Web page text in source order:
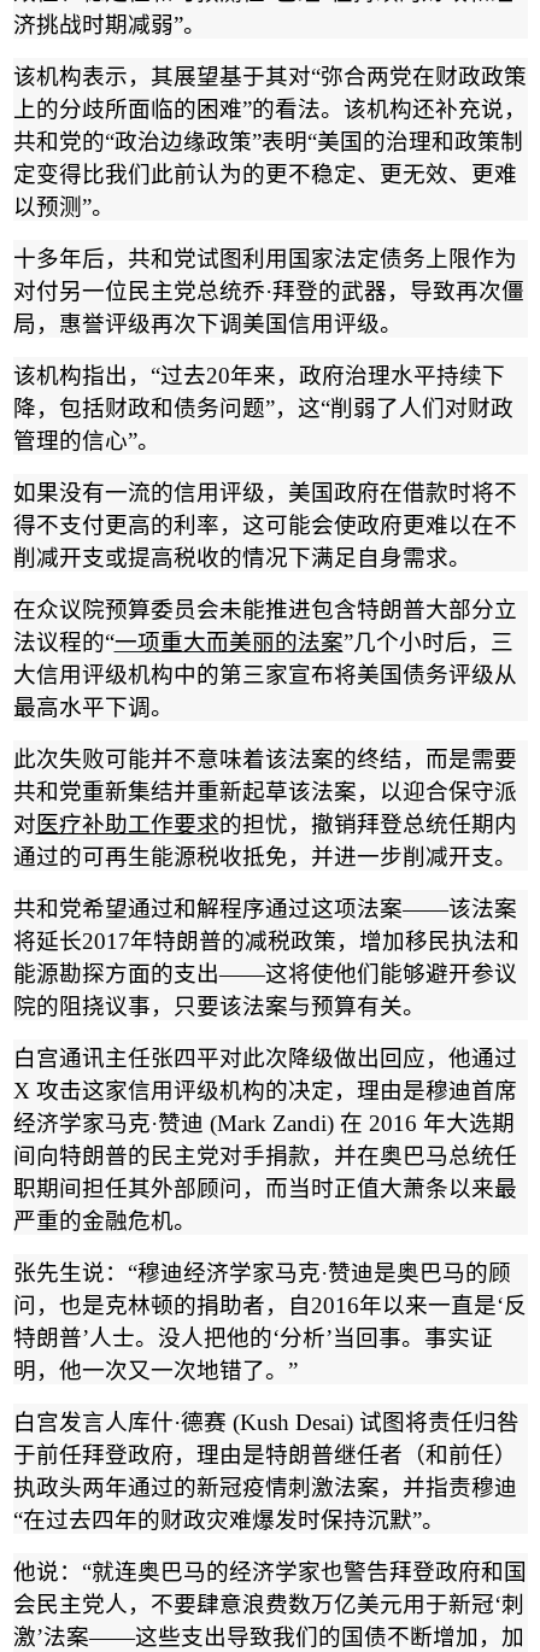
济挑战时期减弱”。
该机构表示，其展望基于其对“弥合两党在财政政策
上的分歧所面临的困难”的看法。该机构还补充说，
共和党的“政治边缘政策”表明“美国的治理和政策制
定变得比我们此前认为的更不稳定、更无效、更难
以预测”。
十多年后，共和党试图利用国家法定债务上限作为
对付另一位民主党总统乔·拜登的武器，导致再次僵
局，惠誉评级再次下调美国信用评级。
该机构指出， “过去20年来，政府治理水平持续下
降，包括财政和债务问题”，这“削弱了人们对财政
管理的信心”。
如果没有一流的信用评级，美国政府在借款时将不
得不支付更高的利率，这可能会使政府更难以在不
削减开支或提高税收的情况下满足自身需求。
在众议院预算委员会未能推进包含特朗普大部分立
法议程的“一项重大而美丽的法案”几个小时后，三
大信用评级机构中的第三家宣布将美国债务评级从
最高水平下调。
此次失败可能并不意味着该法案的终结，而是需要
共和党重新集结并重新起草该法案，以迎合保守派
对医疗补助工作要求的担忧，撤销拜登总统任期内
通过的可再生能源税收抵免，并进一步削减开支。
共和党希望通过和解程序通过这项法案——该法案
将延长2017年特朗普的减税政策，增加移民执法和
能源勘探方面的支出——这将使他们能够避开参议
院的阻挠议事，只要该法案与预算有关。
白宫通讯主任张四平对此次降级做出回应，他通过
X 攻击这家信用评级机构的决定，理由是穆迪首席
经济学家马克·赞迪 (Mark Zandi) 在 2016 年大选期
间向特朗普的民主党对手捐款，并在奥巴马总统任
职期间担任其外部顾问，而当时正值大萧条以来最
严重的金融危机。
张先生说： “穆迪经济学家马克·赞迪是奥巴马的顾
问，也是克林顿的捐助者，自2016年以来一直是‘反
特朗普’人士。没人把他的‘分析’当回事。事实证
明，他一次又一次地错了。 ”
白宫发言人库什·德赛 (Kush Desai) 试图将责任归咎
于前任拜登政府，理由是特朗普继任者（和前任）
执政头两年通过的新冠疫情刺激法案，并指责穆迪
“在过去四年的财政灾难爆发时保持沉默”。
他说： “就连奥巴马的经济学家也警告拜登政府和国
会民主党人，不要肆意浪费数万亿美元用于新冠‘刺
激’法案——这些支出导致我们的国债不断增加，加